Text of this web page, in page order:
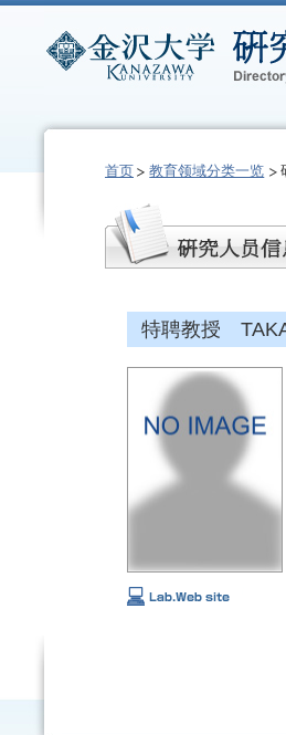
首页 教育领域分类一览
特聘教授